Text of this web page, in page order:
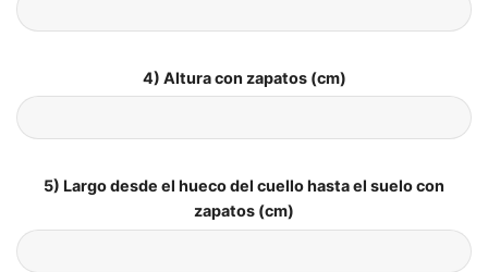
4) Altura con zapatos (cm)
5) Largo desde el hueco del cuello hasta el suelo con
zapatos (cm)